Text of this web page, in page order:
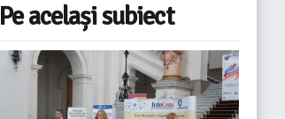
Pe același subiect